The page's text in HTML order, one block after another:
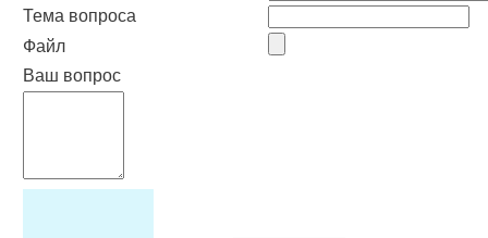
Тема вопроса
Файл
Ваш вопрос